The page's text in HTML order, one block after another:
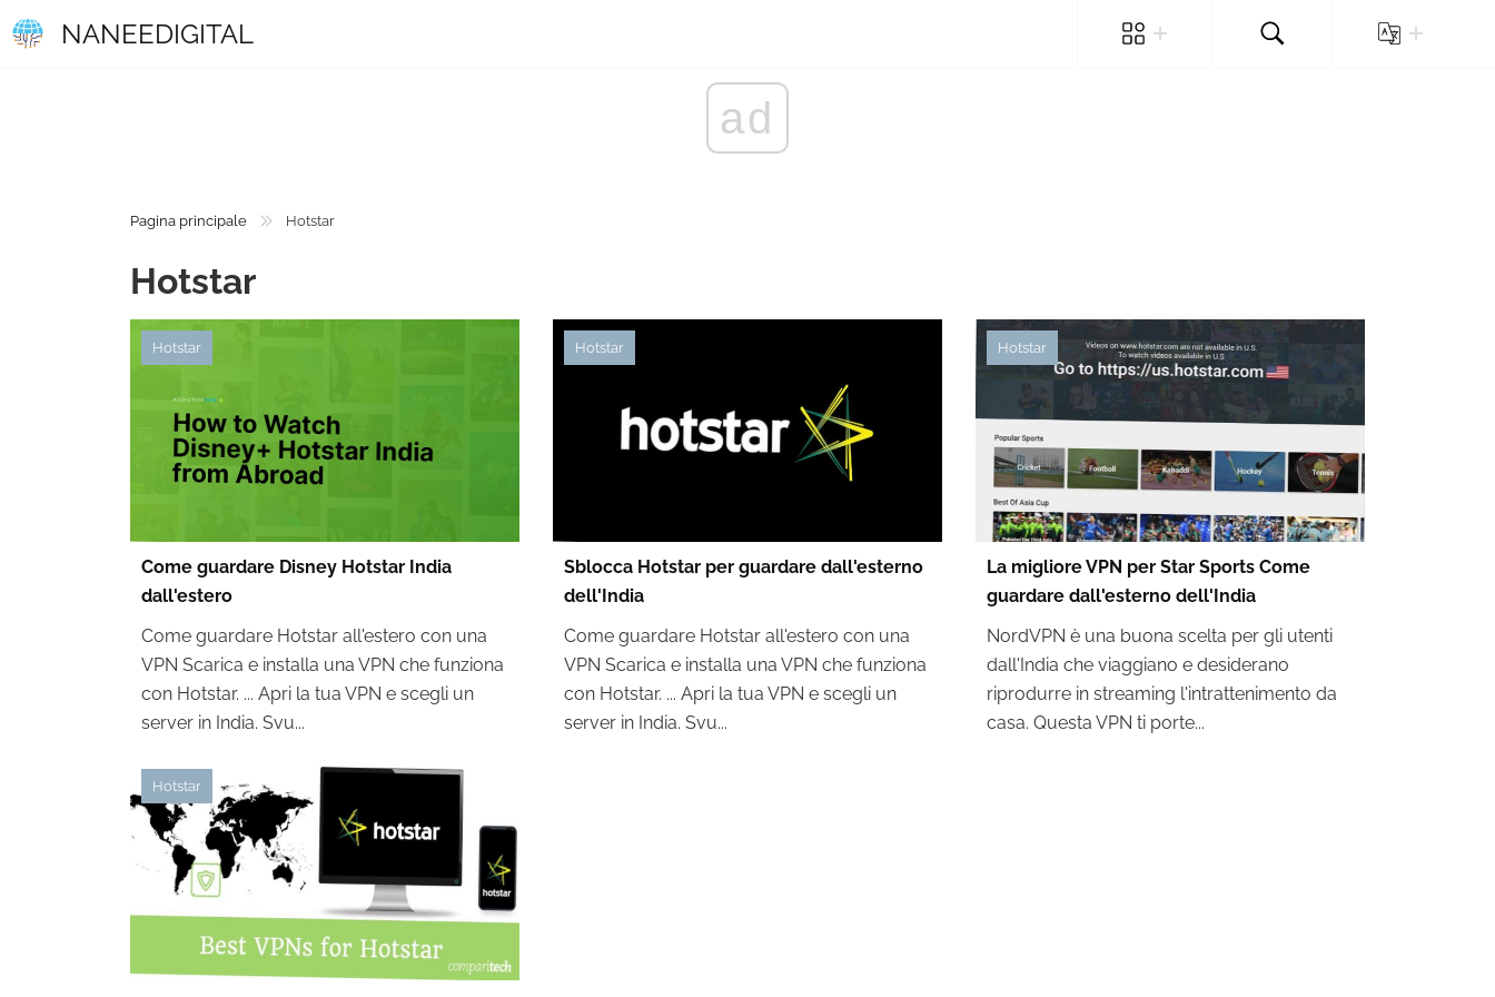
NANEEDIGITAL
ad
Pagina principale Hotstar
Hotstar
Hotstar
Come guardare Disney Hotstar India
dall'estero
Come guardare Hotstar all'estero con una
VPN Scarica e installa una VPN che funziona
con Hotstar. ... Apri la tua VPN e scegli un
server in India. Svu...
Hotstar
Sblocca Hotstar per guardare dall'esterno
dell'India
Come guardare Hotstar all'estero con una
VPN Scarica e installa una VPN che funziona
con Hotstar. ... Apri la tua VPN e scegli un
server in India. Svu...
Hotstar
La migliore VPN per Star Sports Come
guardare dall'esterno dell'India
NordVPN è una buona scelta per gli utenti
dall'India che viaggiano e desiderano
riprodurre in streaming l'intrattenimento da
casa. Questa VPN ti porte...
Hotstar